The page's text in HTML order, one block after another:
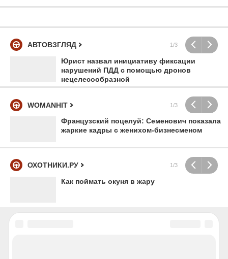
АВТОВЗГЛЯД 1/3
Юрист назвал инициативу фиксации
нарушений ПДД с помощью дронов
нецелесообразной
WOMANHIT 1/3
Французский поцелуй: Семенович показала
жаркие кадры с женихом-бизнесменом
ОХОТНИКИ.РУ 1/3
Как поймать окуня в жару